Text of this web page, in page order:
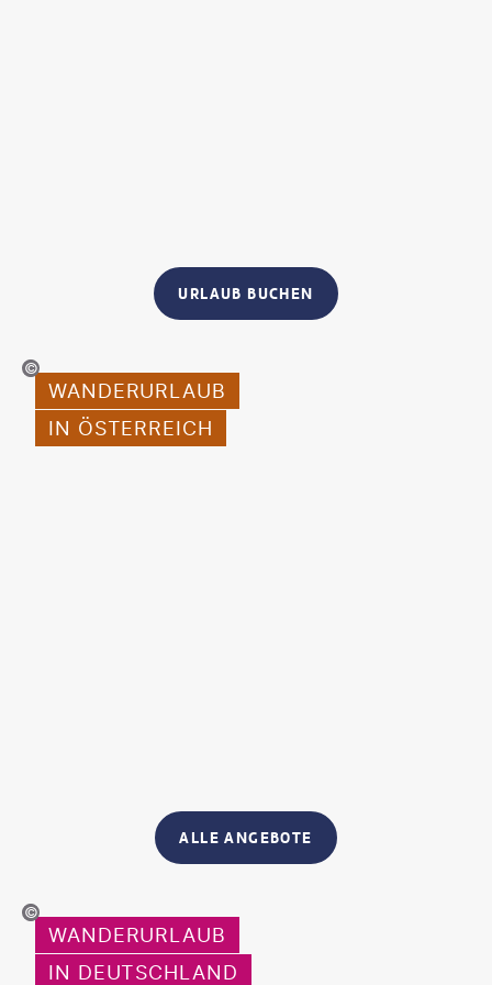
URLAUB BUCHEN
gty
WANDERURLAUB
IN ÖSTERREICH
ALLE ANGEBOTE
- gty
WANDERURLAUB
IN DEUTSCHLAND